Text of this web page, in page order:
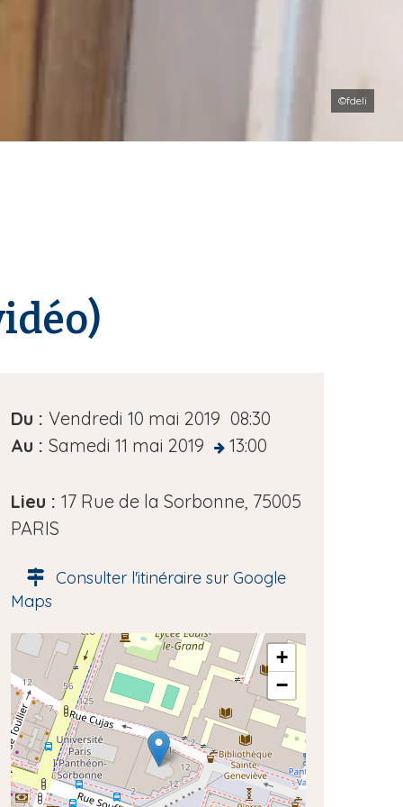
©fdeli
D
a
e
d
'
é
è
n
e
m
e
Du : Vendredi 10 mai 2019 08:30
Au : Samedi 11 mai 2019 at
13:00
Lieu : 17 Rue de la Sorbonne, 75005
PARIS
Consulter l'itinéraire sur Google
Maps
A
d
r
e
s
s
e
g
+
−